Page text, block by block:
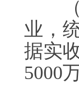
（
业，
据实
5000